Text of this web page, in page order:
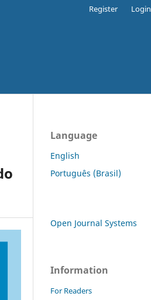
Register Login
Language
English
Português (Brasil)
Open Journal Systems
Information
For Readers